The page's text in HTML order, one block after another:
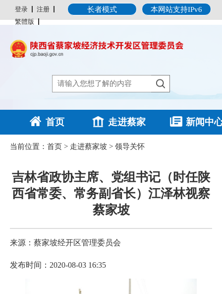
本网站支持IPv6
长者模式
登录
注册
繁體版
首页 走进蔡家
坡
新闻中
当前位置： 首页 > 走进蔡家坡 > 领导关怀
吉林省政协主席、党组书记（时任陕
西省常委、常务副省长）江泽林视察
蔡家坡
来源：蔡家坡经开区管理委员会
发布时间：2020-08-03 16:35